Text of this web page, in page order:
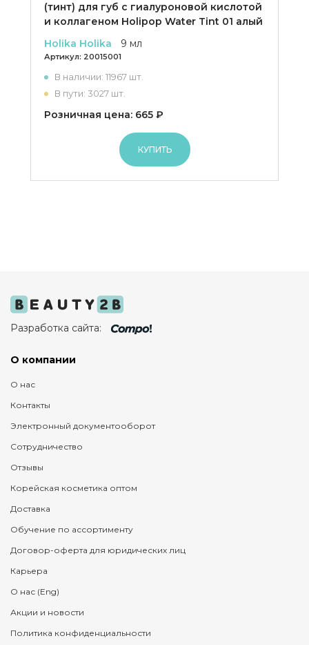
(тинт) для губ с гиалуроновой кислотой
и коллагеном Holipop Water Tint 01 алый
Holika Holika
9 мл
Артикул: 20015001
В наличии: 11967 шт.
В пути: 3027 шт.
Розничная цена: 665 ₽
КУПИТЬ
Разработка сайта:
О компании
О нас
Контакты
Электронный документооборот
Сотрудничество
Отзывы
Корейская косметика оптом
Доставка
Обучение по ассортименту
Договор-оферта для юридических лиц
Карьера
О нас (Eng)
Акции и новости
Политика конфиденциальности